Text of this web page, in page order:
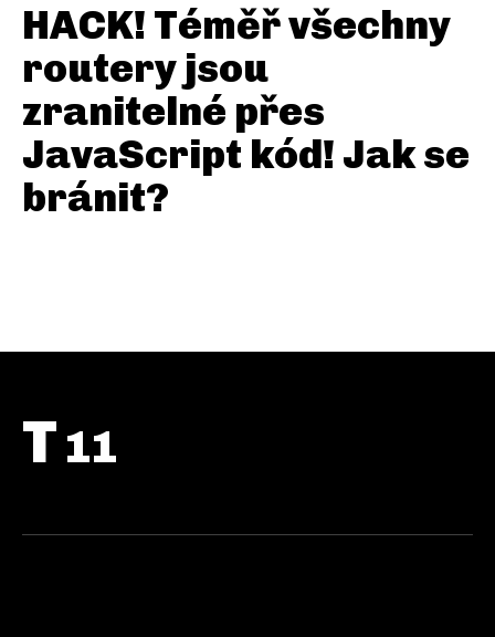
HACK! Téměř všechny
routery jsou
zranitelné přes
JavaScript kód! Jak se
bránit?
T 11